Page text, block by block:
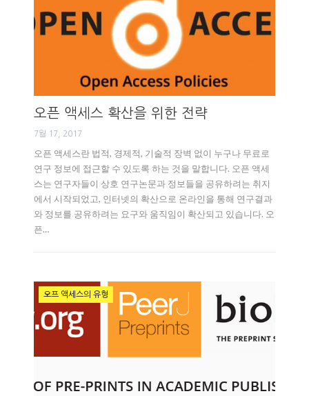
오픈 액세스 확산을 위한 전략
7월 17, 2017
오픈 액세스란 법적, 경제적, 기술적 장벽 없이 누구나 무료로
연구 정보에 접근할 수 있도록 하는 것을 말합니다. 오픈 액세
스는 연구자들이 상호 연구논문과 정보들을 공유하려는 취지
에서 시작되었고, 인터넷의 확산으로 온라인을 통해 연구결과
와 정보를 공유하려는 요구와 움직임이 확산되고 있습니다. 오
픈…
오프 액세스의 유형